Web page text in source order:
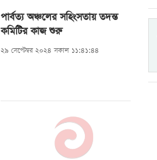
পার্বত্য অঞ্চলের সহিংসতায় তদন্ত
কমিটির কাজ শুরু
২৯ সেপ্টেম্বর ২০২৪ সকাল ১১:৪১:৪৪